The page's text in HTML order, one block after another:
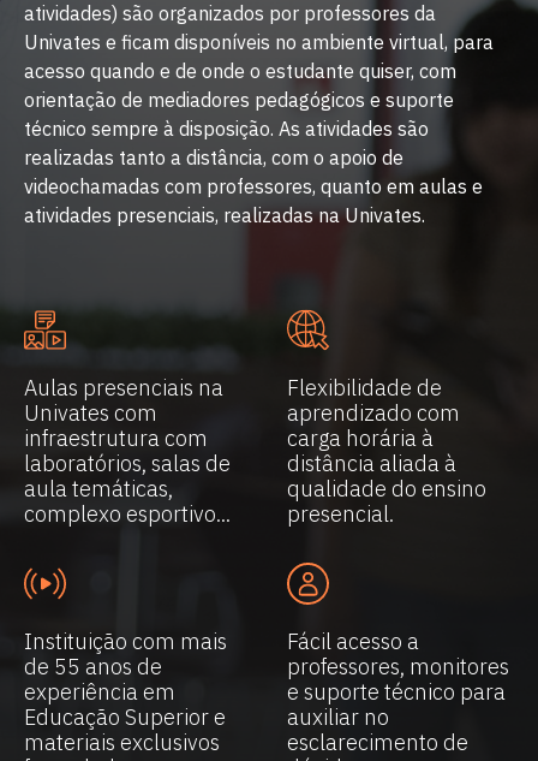
atividades) são organizados por professores da
Univates e ficam disponíveis no ambiente virtual, para
acesso quando e de onde o estudante quiser, com
orientação de mediadores pedagógicos e suporte
técnico sempre à disposição. As atividades são
realizadas tanto a distância, com o apoio de
videochamadas com professores, quanto em aulas e
atividades presenciais, realizadas na Univates.
Aulas presenciais na
Univates com
infraestrutura com
laboratórios, salas de
aula temáticas,
complexo esportivo...
Flexibilidade de
aprendizado com
carga horária à
distância aliada à
qualidade do ensino
presencial.
Instituição com mais
de 55 anos de
experiência em
Educação Superior e
materiais exclusivos
Fácil acesso a
professores, monitores
e suporte técnico para
auxiliar no
esclarecimento de